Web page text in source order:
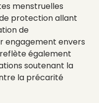
menstruelles
protection allant
de
engagement envers
également
soutenant la
la précarité